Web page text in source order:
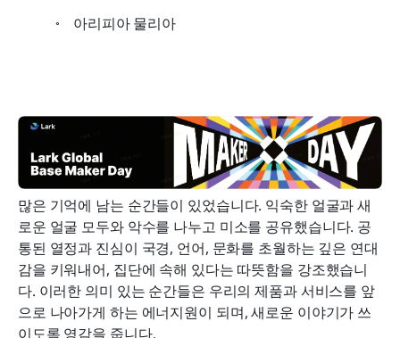
아리피아 물리아
많은 기억에 남는 순간들이 있었습니다. 익숙한 얼굴과 새
로운 얼굴 모두와 악수를 나누고 미소를 공유했습니다. 공
통된 열정과 진심이 국경, 언어, 문화를 초월하는 깊은 연대
감을 키워내어, 집단에 속해 있다는 따뜻함을 강조했습니
다. 이러한 의미 있는 순간들은 우리의 제품과 서비스를 앞
으로 나아가게 하는 에너지원이 되며, 새로운 이야기가 쓰
이도록 영감을 줍니다.